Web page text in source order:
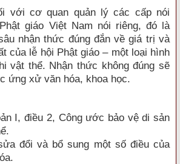
với cơ quan quản lý các cấp nói
giáo Việt Nam nói riêng, đó là
nhận thức đúng đắn về giá trị và
của lễ hội Phật giáo – một loại hình
vật thể. Nhận thức không đúng sẽ
ứng xử văn hóa, khoa học.
I, điều 2, Công ước bảo vệ di sản
đổi và bổ sung một số điều của